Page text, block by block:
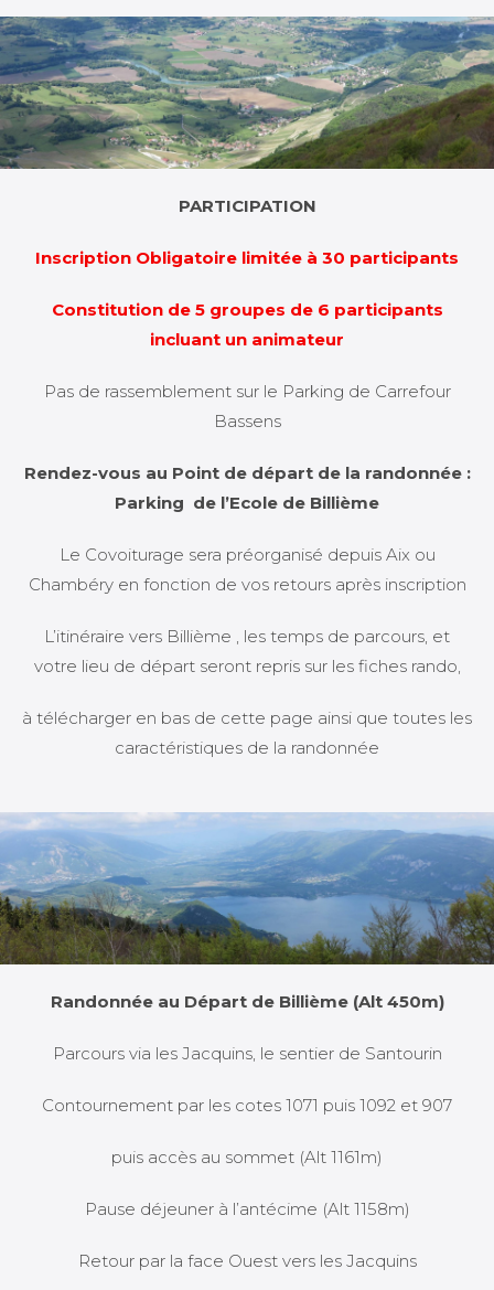
PARTICIPATION
Inscription Obligatoire limitée à 30 participants
Constitution de 5 groupes de 6 participants
incluant un animateur
Pas de rassemblement sur le Parking de Carrefour
Bassens
Rendez-vous au Point de départ de la randonnée :
Parking de l’Ecole de Billième
Le Covoiturage sera préorganisé depuis Aix ou
Chambéry en fonction de vos retours après inscription
L’itinéraire vers Billième , les temps de parcours, et
votre lieu de départ seront repris sur les fiches rando,
à télécharger en bas de cette page ainsi que toutes les
caractéristiques de la randonnée
Randonnée au Départ de Billième (Alt 450m)
Parcours via les Jacquins, le sentier de Santourin
Contournement par les cotes 1071 puis 1092 et 907
puis accès au sommet (Alt 1161m)
Pause déjeuner à l’antécime (Alt 1158m)
Retour par la face Ouest vers les Jacquins